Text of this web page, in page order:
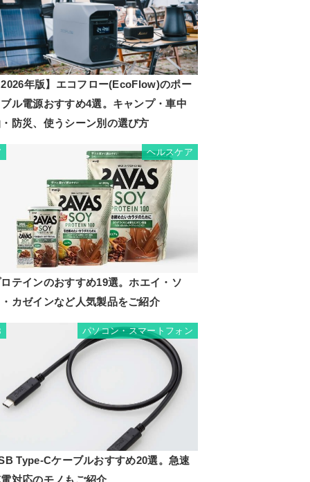
年版】エコフロー(EcoFlow)のポー
ル電源おすすめ4選。キャンプ・車中
防災、使うシーン別の選び方
ヘルスケア
テインのおすすめ19選。ホエイ・ソ
カゼインなど人気製品をご紹介
パソコン・スマートフォン
Type-Cケーブルおすすめ20選。急速